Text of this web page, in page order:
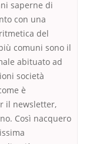
saperne di
con una
del
comuni sono il
abituato ad
società
è
il newsletter,
Così nacquero